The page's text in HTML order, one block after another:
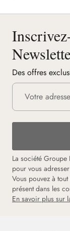
Des offres
La société Groupe
pour vous
Vous pouvez à
présent dans les
En savoir plus sur